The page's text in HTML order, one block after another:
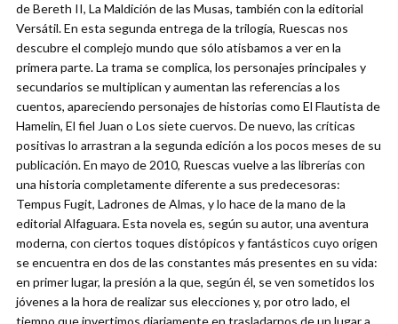
de Bereth II, La Maldición de las Musas, también con la editorial
Versátil. En esta segunda entrega de la trilogía, Ruescas nos
descubre el complejo mundo que sólo atisbamos a ver en la
primera parte. La trama se complica, los personajes principales y
secundarios se multiplican y aumentan las referencias a los
cuentos, apareciendo personajes de historias como El Flautista de
Hamelin, El fiel Juan o Los siete cuervos. De nuevo, las críticas
positivas lo arrastran a la segunda edición a los pocos meses de su
publicación. En mayo de 2010, Ruescas vuelve a las librerías con
una historia completamente diferente a sus predecesoras:
Tempus Fugit, Ladrones de Almas, y lo hace de la mano de la
editorial Alfaguara. Esta novela es, según su autor, una aventura
moderna, con ciertos toques distópicos y fantásticos cuyo origen
se encuentra en dos de las constantes más presentes en su vida:
en primer lugar, la presión a la que, según él, se ven sometidos los
jóvenes a la hora de realizar sus elecciones y, por otro lado, el
tiempo que invertimos diariamente en trasladarnos de un lugar a